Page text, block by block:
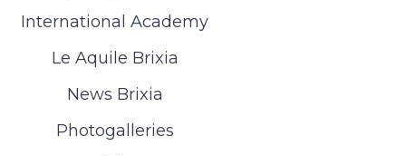
International Academy
Le Aquile Brixia
News Brixia
Photogalleries